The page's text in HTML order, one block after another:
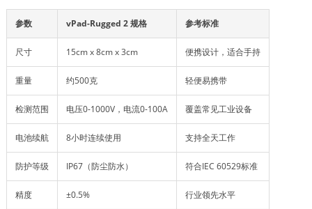
参数 vPad-Rugged 2 规格 参考标准
尺寸 15cm x 8cm x 3cm 便携设计，适合手持
重量 约500克 轻便易携带
检测范围 电压0-1000V，电流0-100A 覆盖常见工业设备
电池续航 8小时连续使用 支持全天工作
防护等级 IP67（防尘防水） 符合IEC 60529标准
精度 ±0.5% 行业领先水平